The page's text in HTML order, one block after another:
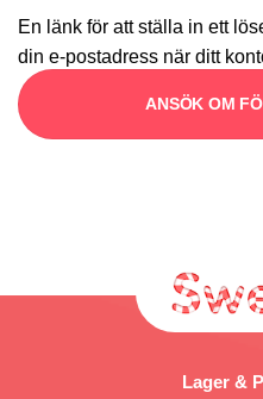
En länk för att ställa in ett
din e-postadress när ditt
ANSÖK OM
Lager &